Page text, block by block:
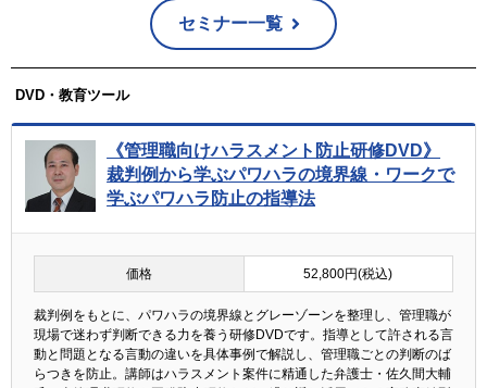
セミナー一覧
DVD・教育ツール
《管理職向けハラスメント防止研修DVD》
裁判例から学ぶパワハラの境界線・ワークで
学ぶパワハラ防止の指導法
価格 52,800円(税込)
裁判例をもとに、パワハラの境界線とグレーゾーンを整理し、管理職が
現場で迷わず判断できる力を養う研修DVDです。指導として許される言
動と問題となる言動の違いを具体事例で解説し、管理職ごとの判断のば
らつきを防止。講師はハラスメント案件に精通した弁護士・佐久間大輔